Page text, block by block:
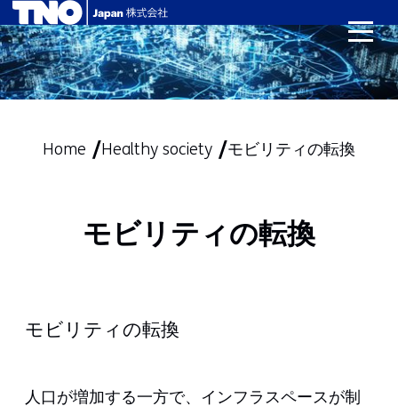
skip
to
content
Home Healthy society モビリティの転換
モビリティの転換
モビリティの転換
人口が増加する一方で、インフラスペースが制